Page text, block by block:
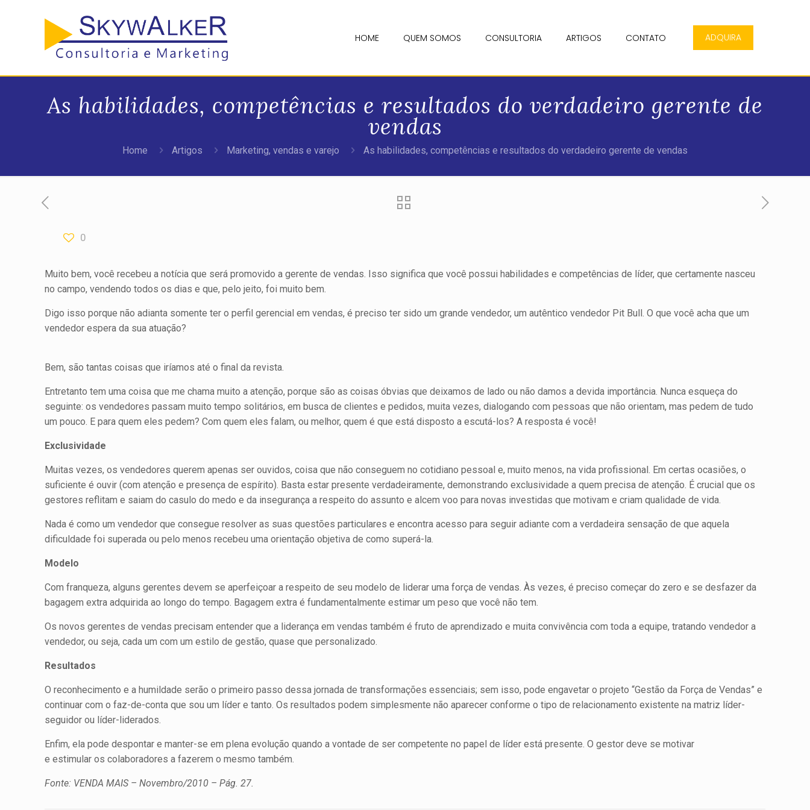
HOME QUEM SOMOS CONSULTORIA ARTIGOS CONTATO ADQUIRA
As habilidades, competências e resultados do verdadeiro gerente de
vendas
Home Artigos Marketing, vendas e varejo As habilidades, competências e resultados do verdadeiro gerente de vendas
0
Muito bem, você recebeu a notícia que será promovido a gerente de vendas. Isso significa que você possui habilidades e competências de líder, que certamente nasceu
no campo, vendendo todos os dias e que, pelo jeito, foi muito bem.
Digo isso porque não adianta somente ter o perfil gerencial em vendas, é preciso ter sido um grande vendedor, um autêntico vendedor Pit Bull. O que você acha que um
vendedor espera da sua atuação?
Bem, são tantas coisas que iríamos até o final da revista.
Entretanto tem uma coisa que me chama muito a atenção, porque são as coisas óbvias que deixamos de lado ou não damos a devida importância. Nunca esqueça do
seguinte: os vende­dores passam muito tempo solitários, em busca de clientes e pedidos, muita vezes, dialogando com pessoas que não orientam, mas pedem de tudo
um pouco. E para quem eles pedem? Com quem eles falam, ou melhor, quem é que está disposto a escutá-los? A resposta é você!
Exclusividade
Muitas vezes, os vendedores que­rem apenas ser ouvidos, coisa que não conseguem no cotidiano pessoal e, muito menos, na vida profissio­nal. Em certas ocasiões, o
suficiente é ouvir (com atenção e presença de espírito). Basta estar presente verdadeiramente, demonstrando exclusividade a quem precisa de atenção. É crucial que os
gestores reflitam e saiam do casulo do medo e da insegurança a res­peito do assunto e alcem voo para novas investidas que motivam e criam qualidade de vida.
Nada é como um vendedor que consegue resolver as suas questões particulares e encontra acesso para seguir adiante com a verdadeira sensação de que aquela
dificuldade foi superada ou pelo menos rece­beu uma orientação objetiva de como superá-la.
Modelo
Com franqueza, alguns gerentes devem se aperfeiçoar a respeito de seu modelo de liderar uma força de vendas. Às vezes, é preciso começar do zero e se desfazer da
bagagem extra adquirida ao longo do tempo. Bagagem extra é fundamentalmente estimar um peso que você não tem.
Os novos gerentes de vendas precisam entender que a lideran­ça em vendas também é fruto de aprendizado e muita convivência com toda a equipe, tratando vende­dor a
vendedor, ou seja, cada um com um estilo de gestão, quase que personalizado.
Resultados
O reconhecimento e a humildade serão o primeiro passo dessa jornada de transfor­mações essenciais; sem isso, pode engavetar o projeto “Gestão da Força de Vendas” e
continuar com o faz-de-conta que sou um líder e tanto. Os resultados podem simplesmente não aparecer conforme o tipo de relacionamento existente na matriz líder-
seguidor ou líder-liderados.
Enfim, ela pode despontar e manter-se em plena evolução quando a vontade de ser competente no papel de líder está presente. O gestor deve se motivar
e estimular os colaboradores a fazerem o mesmo também.
Fonte: VENDA MAIS – Novembro/2010 – Pág. 27.